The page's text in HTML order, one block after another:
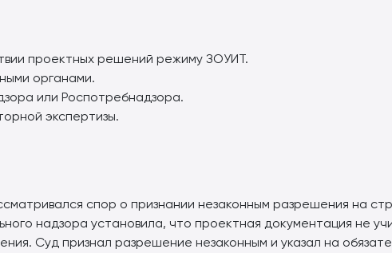
проектных решений режиму ЗОУИТ.
органами.
или Роспотребнадзора.
экспертизы.
спор о признании незаконным разрешения на
надзора установила, что проектная документация не
Суд признал разрешение незаконным и указал на